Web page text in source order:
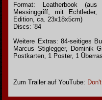
Format: Leatherbook
Messinggriff, mit
Edition, ca. 23x18x5cm)
Discs: '84
Weitere Extras: 84-seitiges
Marcus Stiglegger, Dominik
Postkarten, 1 Poster, 1
Zum Trailer auf YouTube: